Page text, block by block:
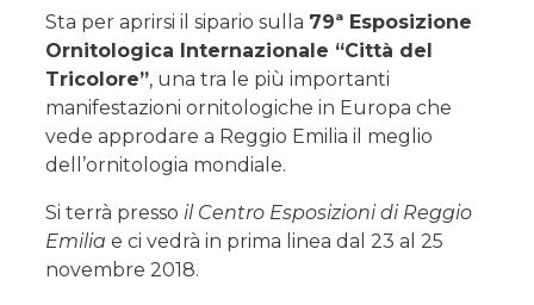
Sta per aprirsi il sipario sulla 79ª Esposizione
Ornitologica Internazionale “Città del
Tricolore”, una tra le più importanti
manifestazioni ornitologiche in Europa che
vede approdare a Reggio Emilia il meglio
dell’ornitologia mondiale.
Si terrà presso il Centro Esposizioni di Reggio
Emilia e ci vedrà in prima linea dal 23 al 25
novembre 2018.